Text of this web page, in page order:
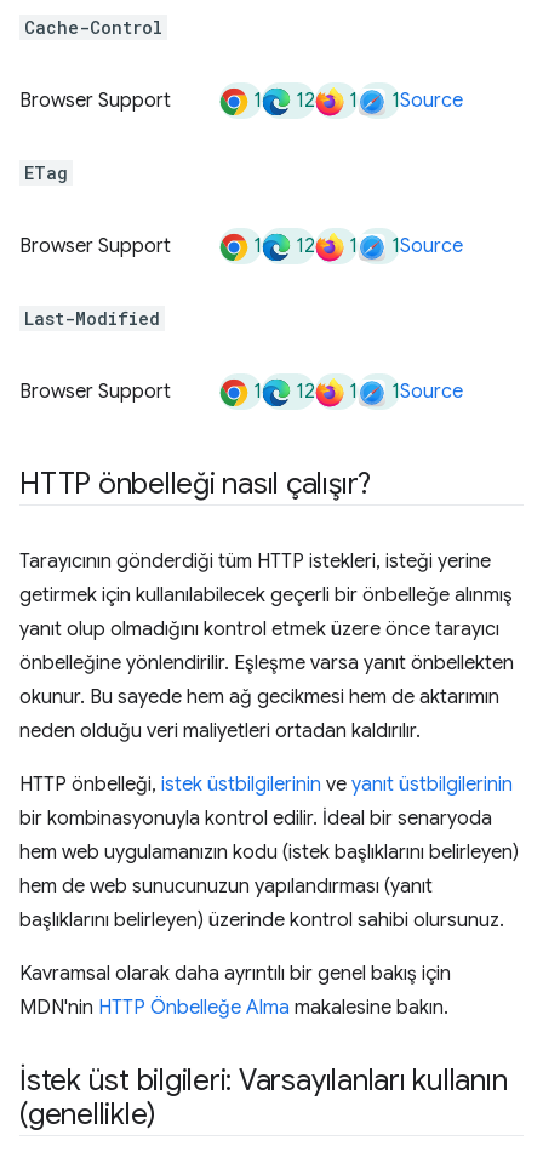
Cache-Control
Browser Support 1 12 1 1Source
ETag
Browser Support 1 12 1 1Source
Last-Modified
Browser Support 1 12 1 1Source
HTTP önbelleği nasıl çalışır?
Tarayıcının gönderdiği tüm HTTP istekleri, isteği yerine
getirmek için kullanılabilecek geçerli bir önbelleğe alınmış
yanıt olup olmadığını kontrol etmek üzere önce tarayıcı
önbelleğine yönlendirilir. Eşleşme varsa yanıt önbellekten
okunur. Bu sayede hem ağ gecikmesi hem de aktarımın
neden olduğu veri maliyetleri ortadan kaldırılır.
HTTP önbelleği, istek üstbilgilerinin ve yanıt üstbilgilerinin
bir kombinasyonuyla kontrol edilir. İdeal bir senaryoda
hem web uygulamanızın kodu (istek başlıklarını belirleyen)
hem de web sunucunuzun yapılandırması (yanıt
başlıklarını belirleyen) üzerinde kontrol sahibi olursunuz.
Kavramsal olarak daha ayrıntılı bir genel bakış için
MDN'nin HTTP Önbelleğe Alma makalesine bakın.
İstek üst bilgileri: Varsayılanları kullanın
(genellikle)